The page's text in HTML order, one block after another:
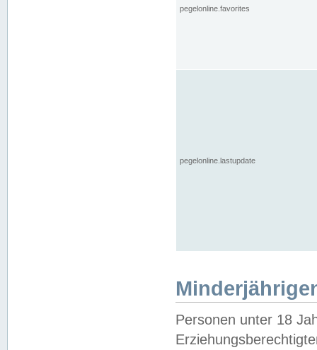
pegelonline.favorites
pegelonline.lastupdate
Personen unter 18